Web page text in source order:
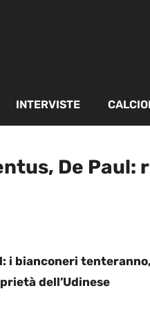
INTERVISTE
De Paul:
i bianconeri
dell’Udinese